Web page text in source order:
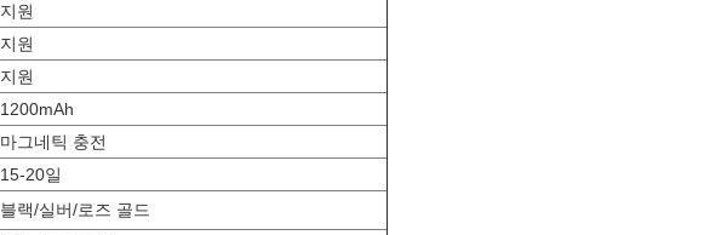
지원
지원
지원
1200mAh
마그네틱 충전
15-20일
블랙/실버/로즈 골드